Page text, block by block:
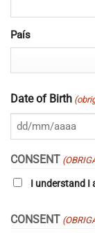
País
Date of Birth
DD
barra
barra
CONSENT
I understand I
CONSENT